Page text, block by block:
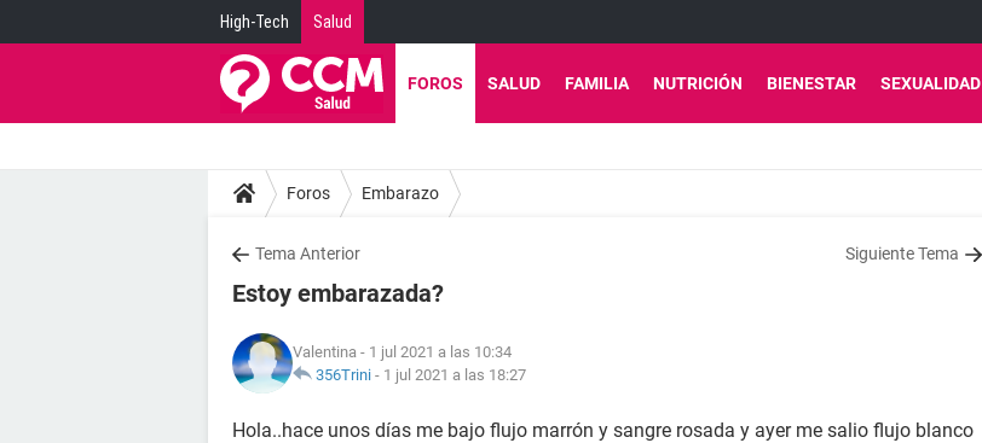
High-Tech Salud
FOROS SALUD FAMILIA NUTRICIÓN BIENESTAR SEXUALIDAD
Foros Embarazo
Tema Anterior Siguiente Tema
Estoy embarazada?
Valentina - 1 jul 2021 a las 10:34
356Trini - 1 jul 2021 a las 18:27
Hola..hace unos días me bajo flujo marrón y sangre rosada y ayer me salio flujo blanco